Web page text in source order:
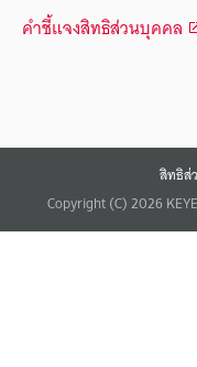
คำชี้แจงสิทธิส่วนบุคคล
สิทธิส่
Copyright (C) 2026